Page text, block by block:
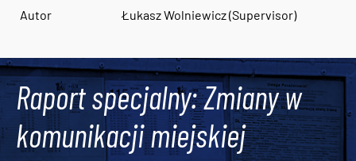
Autor Łukasz Wolniewicz (Supervisor)
Raport specjalny: Zmiany w
komunikacji miejskiej